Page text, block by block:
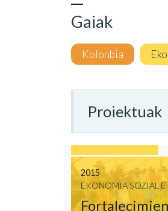
Gaiak
Kolonbia
Proiektuak
2015
EKONOMIA SOZIAL